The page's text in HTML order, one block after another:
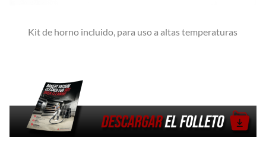
Kit de horno incluido, para uso a altas temperaturas